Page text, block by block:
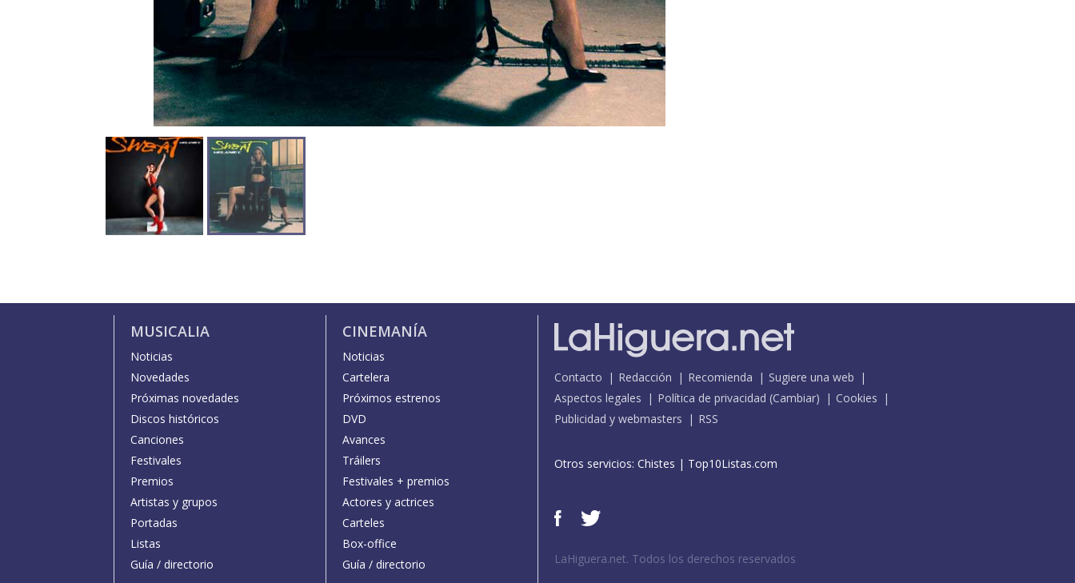
MUSICALIA
Noticias
Novedades
Próximas novedades
Discos históricos
Canciones
Festivales
Premios
Artistas y grupos
Portadas
Listas
Guía / directorio
CINEMANÍA
Noticias
Cartelera
Próximos estrenos
DVD
Avances
Tráilers
Festivales + premios
Actores y actrices
Carteles
Box-office
Guía / directorio
Contacto Redacción Recomienda
Sugiere una web
Aspectos legales
Política de privacidad (Cambiar)
Cookies
Publicidad y webmasters
RSS
Otros servicios: Chistes | Top10Listas.com
LaHiguera.net. Todos los derechos reservados